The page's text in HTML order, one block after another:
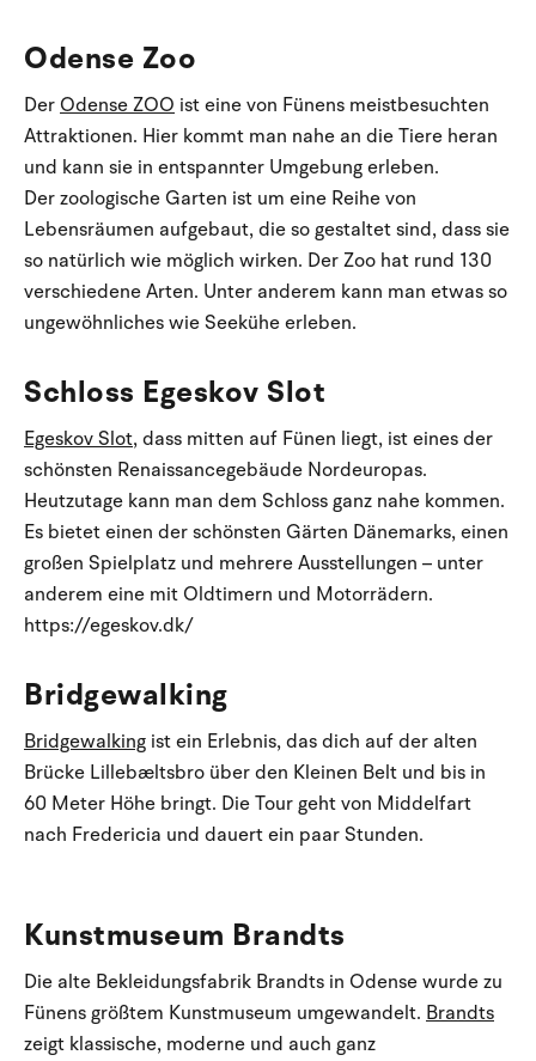
Odense Zoo
DerOdense ZOO ist eine von Fünens meistbesuchten
Attraktionen. Hier kommt man nahe an die Tiere heran
und kann sie in entspannter Umgebung erleben.
Der zoologische Garten ist um eine Reihe von
Lebensräumen aufgebaut, die so gestaltet sind, dass sie
so natürlich wie möglich wirken. Der Zoo hat rund 130
verschiedene Arten. Unter anderem kann man etwas so
ungewöhnliches wie Seekühe erleben.
Schloss Egeskov Slot
Egeskov Slot, dass mitten auf Fünen liegt, ist eines der
schönsten Renaissancegebäude Nordeuropas.
Heutzutage kann man dem Schloss ganz nahe kommen.
Es bietet einen der schönsten Gärten Dänemarks, einen
großen Spielplatz und mehrere Ausstellungen – unter
anderem eine mit Oldtimern und Motorrädern.
https://egeskov.dk/
Bridgewalking
Bridgewalking ist ein Erlebnis, das dich auf der alten
Brücke Lillebæltsbro über den Kleinen Belt und bis in
60 Meter Höhe bringt. Die Tour geht von Middelfart
nach Fredericia und dauert ein paar Stunden.
Kunstmuseum Brandts
Die alte Bekleidungsfabrik Brandts in Odense wurde zu
Fünens größtem Kunstmuseum umgewandelt. Brandts
zeigt klassische, moderne und auch ganz